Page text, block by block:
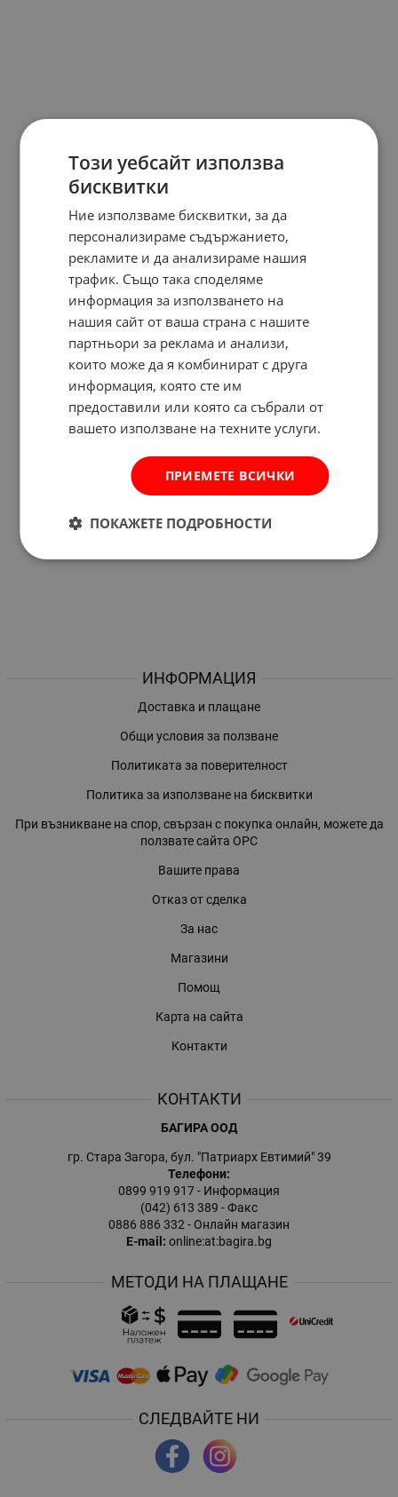
ИНФОРМАЦИЯ
Доставка и плащане
Общи условия за ползване
Политиката за поверителност
Политика за използване на бисквитки
При възникване на спор, свързан с покупка онлайн, можете да
ползвате сайта ОРС
Вашите права
Отказ от сделка
За нас
Магазини
Помощ
Карта на сайта
Контакти
КОНТАКТИ
БАГИРА ООД
гр. Стара Загора, бул. "Патриарх Евтимий" 39
Телефони:
0899 919 917- Информация
(042) 613 389 - Факс
0886 886 332 - Онлайн магазин
E-mail: online:at:bagira.bg
МЕТОДИ НА ПЛАЩАНЕ
СЛЕДВАЙТЕ НИ
Този уебсайт използва
бисквитки
Ние използваме бисквитки, за да
персонализираме съдържанието,
рекламите и да анализираме нашия
трафик. Също така споделяме
информация за използването на
нашия сайт от ваша страна с нашите
партньори за реклама и анализи,
които може да я комбинират с друга
информация, която сте им
предоставили или която са събрали от
вашето използване на техните услуги.
ПРИЕМЕТЕ ВСИЧКИ
ПОКАЖЕТЕ ПОДРОБНОСТИ